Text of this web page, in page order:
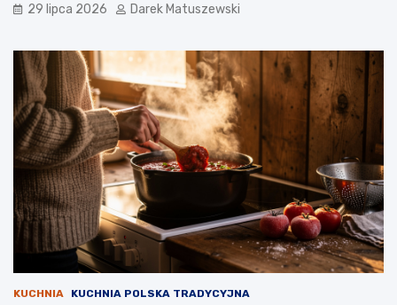
29 lipca 2026 Darek Matuszewski
KUCHNIA KUCHNIA POLSKA TRADYCYJNA